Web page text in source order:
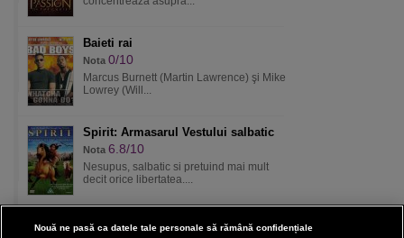
Baieti rai
Nota 0/10
Marcus Burnett (Martin Lawrence) şi Mike
Lowrey (Will...
Spirit: Armasarul Vestului salbatic
Nota 6.8/10
Nesupus, salbatic si pretuind mai mult
decit orice libertatea....
Nouă ne pasă ca datele tale personale să rămână confidențiale